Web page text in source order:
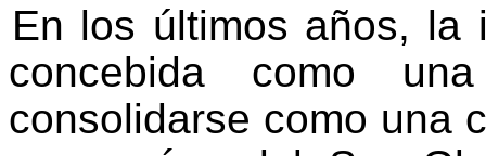
En los últimos años, la
concebida como
consolidarse como una